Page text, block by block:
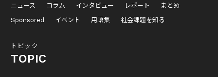
ニュース コラム インタビュー レポート
まとめ
Sponsored
イベント 用語集 社会課題を知る
トピック
TOPIC